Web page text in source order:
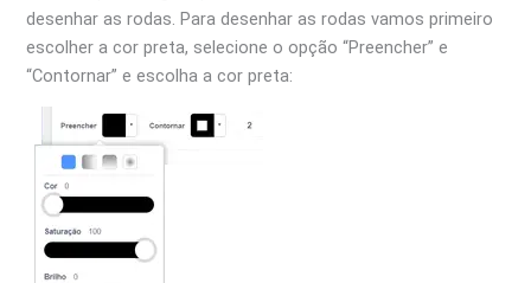
desenhar as rodas. Para desenhar as rodas vamos primeiro
escolher a cor preta, selecione o opção “Preencher” e
“Contornar” e escolha a cor preta: